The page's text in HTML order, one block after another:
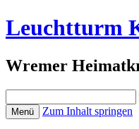
Leuchtturm
Wremer
nach:
Menü Zum Inhalt springen